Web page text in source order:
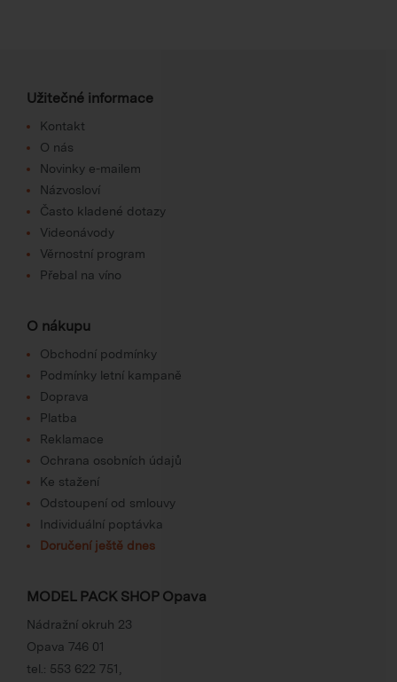
Užitečné informace
Kontakt
O nás
Novinky e-mailem
Názvosloví
Často kladené dotazy
Videonávody
Věrnostní program
Přebal na víno
O nákupu
Obchodní podmínky
Podmínky letní kampaně
Doprava
Platba
Reklamace
Ochrana osobních údajů
Ke stažení
Odstoupení od smlouvy
Individuální poptávka
Doručení ještě dnes
MODEL PACK SHOP Opava
Nádražní okruh 23
Opava 746 01
tel.: 553 622 751